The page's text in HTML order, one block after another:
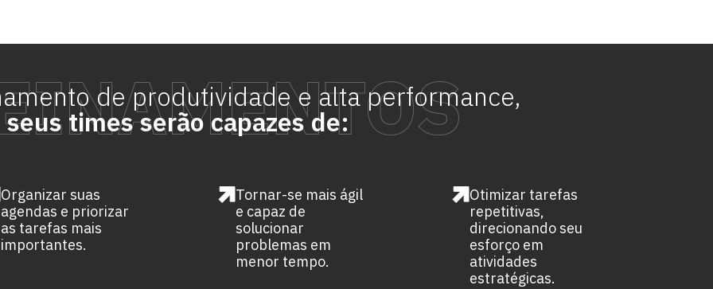
deprodutividade e alta performance,
seus times serão capazes de:
Organizar suas
agendas e priorizar
as tarefas mais
importantes.
Tornar-se mais ágil
e capaz de
solucionar
problemas em
menor tempo.
Otimizar tarefas
repetitivas,
direcionando seu
esforço em
atividades
estratégicas.